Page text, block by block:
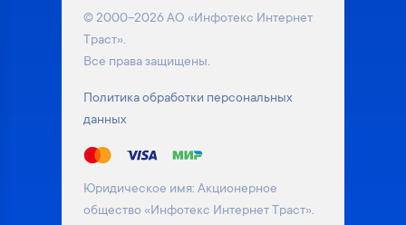
© 2000–2026 АО «Инфотекс Интернет
Траст».
Все права защищены.
Политика обработки персональных
данных
Юридическое имя: Акционерное
общество «Инфотекс Интернет Траст».